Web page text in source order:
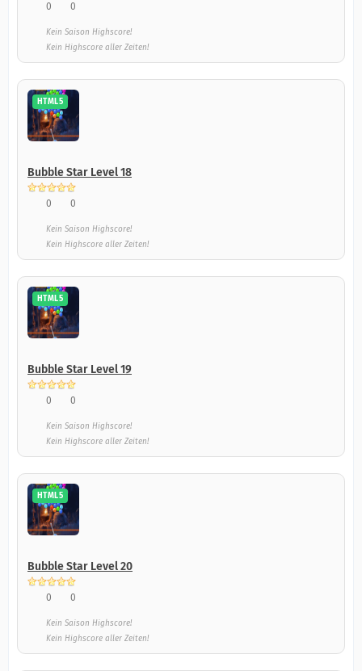
0 0
Kein Saison Highscore!
Kein Highscore aller Zeiten!
HTML5
Bubble Star Level 18
0 0
Kein Saison Highscore!
Kein Highscore aller Zeiten!
HTML5
Bubble Star Level 19
0 0
Kein Saison Highscore!
Kein Highscore aller Zeiten!
HTML5
Bubble Star Level 20
0 0
Kein Saison Highscore!
Kein Highscore aller Zeiten!